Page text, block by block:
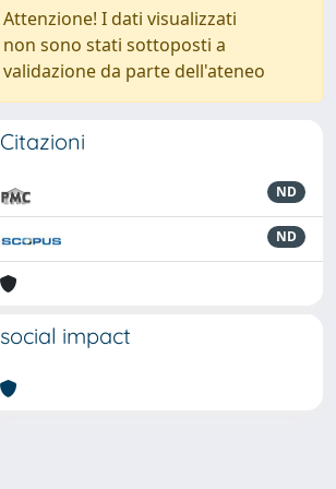
Attenzione! I dati visualizzati
non sono stati sottoposti a
validazione da parte dell'ateneo
Citazioni
ND
ND
social impact